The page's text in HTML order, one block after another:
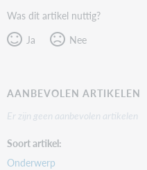
Was dit artikel nuttig?
Ja
Nee
AANBEVOLEN ARTIKELEN
Er zijn geen aanbevolen artikelen
Soort artikel
Onderwerp